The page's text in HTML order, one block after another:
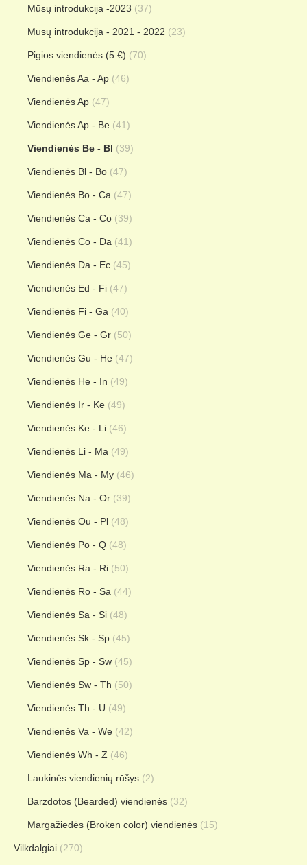
Mūsų introdukcija -2023 (37)
Mūsų introdukcija - 2021 - 2022 (23)
Pigios viendienės (5 €) (70)
Viendienės Aa - Ap (46)
Viendienės Ap (47)
Viendienės Ap - Be (41)
Viendienės Be - Bl (39)
Viendienės Bl - Bo (47)
Viendienės Bo - Ca (47)
Viendienės Ca - Co (39)
Viendienės Co - Da (41)
Viendienės Da - Ec (45)
Viendienės Ed - Fi (47)
Viendienės Fi - Ga (40)
Viendienės Ge - Gr (50)
Viendienės Gu - He (47)
Viendienės He - In (49)
Viendienės Ir - Ke (49)
Viendienės Ke - Li (46)
Viendienės Li - Ma (49)
Viendienės Ma - My (46)
Viendienės Na - Or (39)
Viendienės Ou - Pl (48)
Viendienės Po - Q (48)
Viendienės Ra - Ri (50)
Viendienės Ro - Sa (44)
Viendienės Sa - Si (48)
Viendienės Sk - Sp (45)
Viendienės Sp - Sw (45)
Viendienės Sw - Th (50)
Viendienės Th - U (49)
Viendienės Va - We (42)
Viendienės Wh - Z (46)
Laukinės viendienių rūšys (2)
Barzdotos (Bearded) viendienės (32)
Margažiedės (Broken color) viendienės (15)
Vilkdalgiai (270)